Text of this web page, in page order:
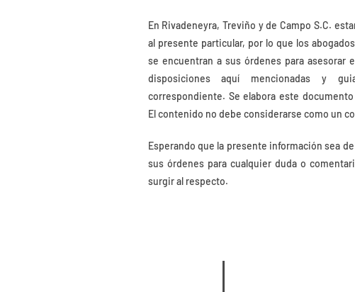
En Rivadeneyra, Treviño y de Campo S.C.
al presente particular, por lo que los
se encuentran a sus órdenes para asesorar
disposiciones aquí mencionadas y
correspondiente. Se elabora este
El contenido no debe considerarse como un
Esperando que la presente información sea
sus órdenes para cualquier duda o
surgir al respecto.